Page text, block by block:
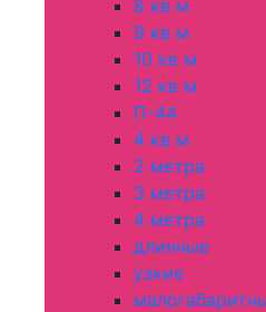
8 кв м
9 кв м
10 кв м
12 кв м
П-44
4 кв м
2 метра
3 метра
4 метра
длинные
узкие